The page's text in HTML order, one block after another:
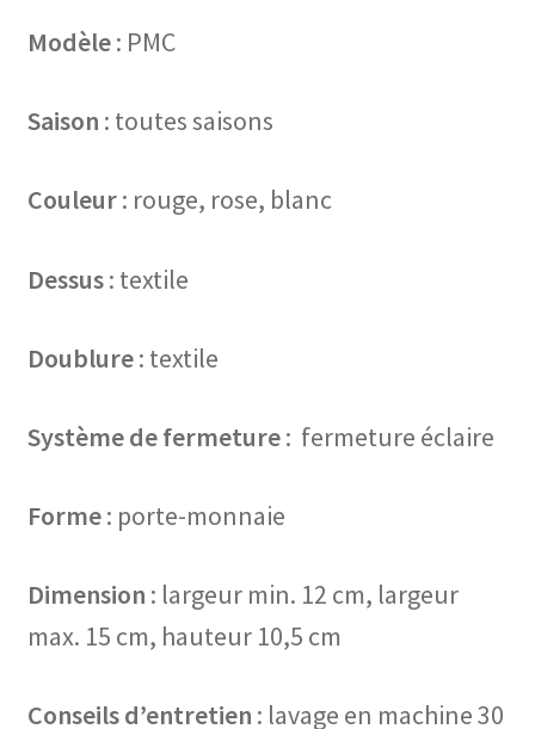
Modèle: PMC
Saison : toutes saisons
Couleur: rouge, rose, blanc
Dessus: textile
Doublure: textile
Système de fermeture: fermeture éclaire
Forme: porte-monnaie
Dimension : largeur min. 12 cm, largeur
max. 15 cm, hauteur 10,5 cm
Conseils d’entretien : lavage en machine 30